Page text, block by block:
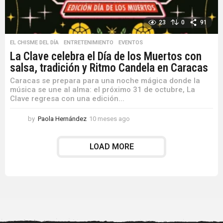
23 0 91
EL CHISME DEL DÍA ,ENTRETENIMIENTO ,EVENTOS
La Clave celebra el Día de los Muertos con
salsa, tradición y Ritmo Candela en Caracas
Caracas se prepara para una noche mágica donde la
música se une al alma: el próximo 31 de octubre, La
Clave regresa con una edición...
by Paola Hernández 10 meses ago
e
LOAD MORE